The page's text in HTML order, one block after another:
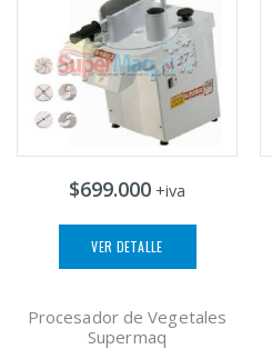
$699.000 +iva
VER DETALLE
Procesador de Vegetales
Supermaq